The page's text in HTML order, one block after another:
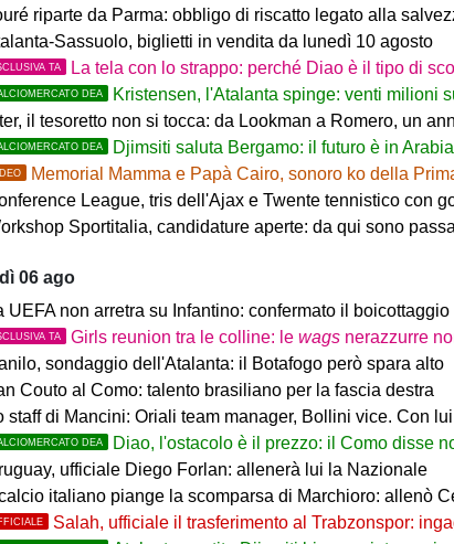
riparte da Parma: obbligo di riscatto legato alla
Sassuolo, biglietti in vendita da lunedì 10 agosto
TA La tela con lo strappo: perché Diao è il tipo di scommessa che Giuntoli
DEA Kristensen, l'Atalanta spinge: venti milioni sul
il tesoretto non si tocca: da Lookman a Romero, un anno di
DEA Djimsiti saluta Bergamo: il futuro è in Arabia Saudita! Tre milioni e firma
Memorial Mamma e Papà Cairo, sonoro ko della Primavera contro il
League, tris dell'Ajax e Twente tennistico con gol di
Sportitalia, candidature aperte: da qui sono passate firme di
06 ago
UEFA non arretra su Infantino: confermato il boicottaggio
TA Girls reunion tra le colline: lewags nerazzurre non si perdono
sondaggio dell'Atalanta: il Botafogo però spara alto
Couto al Como: talento brasiliano per la fascia destra
staff di Mancini: Oriali team manager, Bollini vice. Con lui Bonucci, Gagliardi e
DEA Diao, l'ostacolo è il prezzo: il Como disse no a 60
ufficiale Diego Forlan: allenerà lui la Nazionale
calcio italiano piange la scomparsa di Marchioro: allenò Cesena e
Salah, ufficiale il trasferimento al Trabzonspor: ingaggio